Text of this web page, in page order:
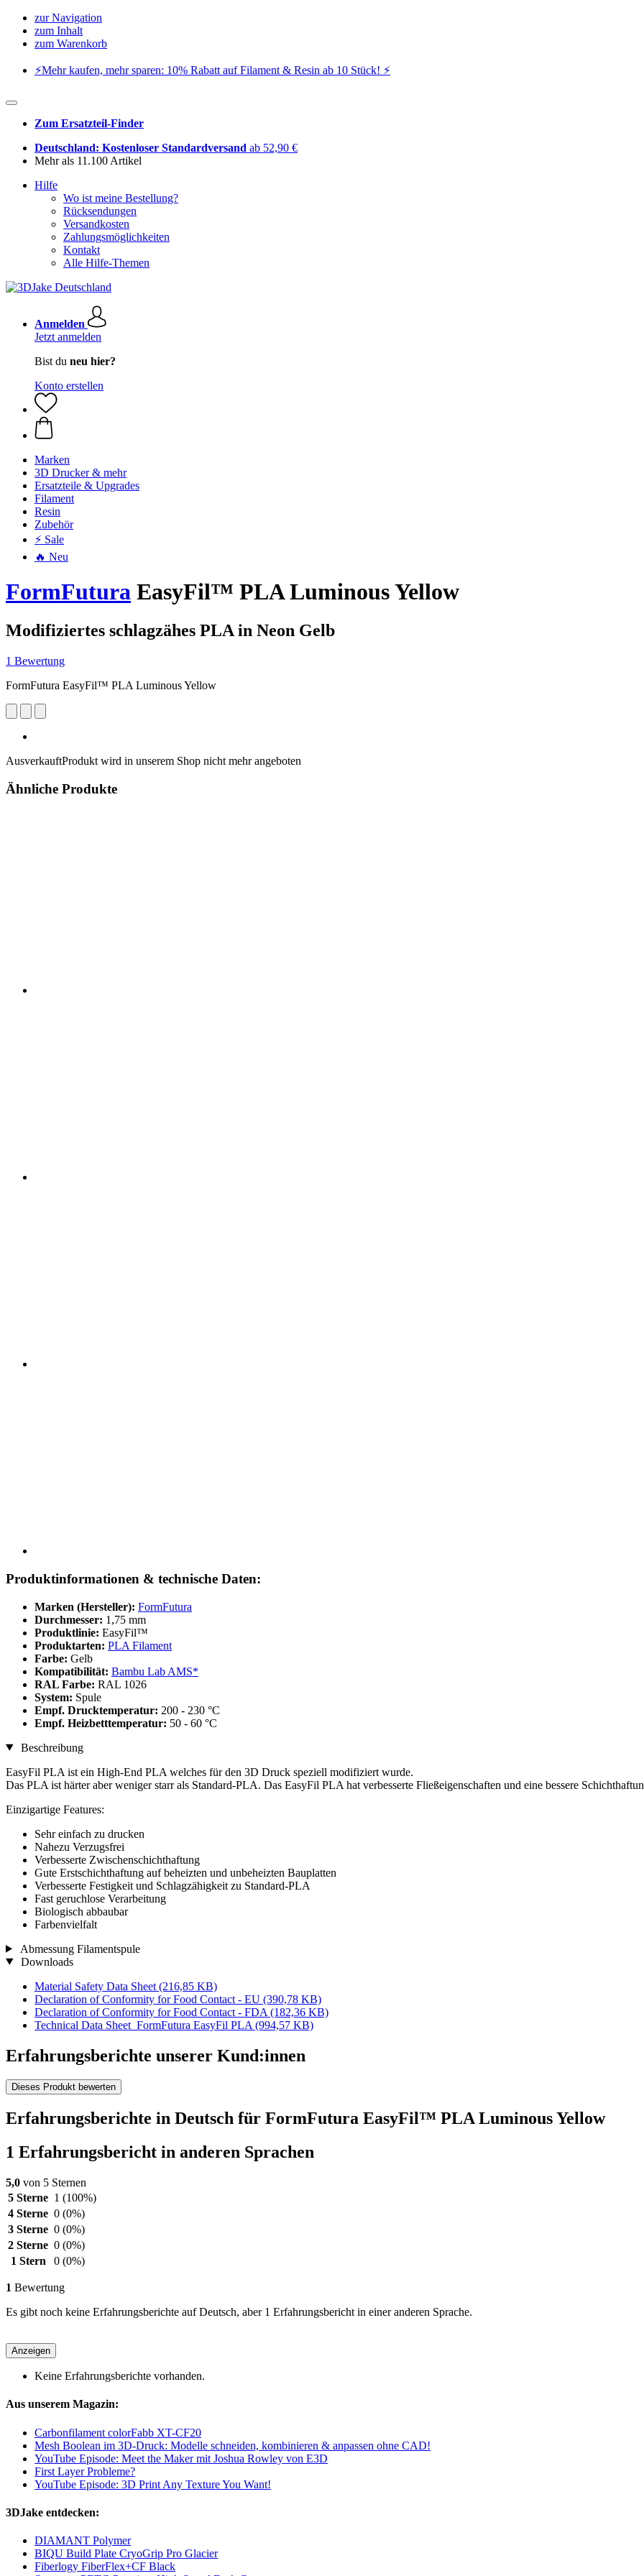
zur Navigation
zum Inhalt
zum Warenkorb
⚡️Mehr kaufen, mehr sparen: 10% Rabatt auf Filament & Resin ab 10 Stück! ⚡️
Zum Ersatzteil-Finder
Deutschland: Kostenloser Standardversand ab 52,90 €
Mehr als 11.100 Artikel
Hilfe
Wo ist meine Bestellung?
Rücksendungen
Versandkosten
Zahlungsmöglichkeiten
Kontakt
Alle Hilfe-Themen
Anmelden
Jetzt anmelden
Bist du neu hier?
Konto erstellen
Marken
3D Drucker & mehr
Ersatzteile & Upgrades
Filament
Resin
Zubehör
⚡ Sale
🔥 Neu
FormFutura EasyFil™ PLA Luminous Yellow
Modifiziertes schlagzähes PLA in Neon Gelb
1 Bewertung
FormFutura EasyFil™ PLA Luminous Yellow
AusverkauftProdukt wird in unserem Shop nicht mehr angeboten
Ähnliche Produkte
Produktinformationen & technische Daten:
Marken (Hersteller): FormFutura
Durchmesser: 1,75 mm
Produktlinie: EasyFil™
Produktarten: PLA Filament
Farbe: Gelb
Kompatibilität: Bambu Lab AMS*
RAL Farbe: RAL 1026
System: Spule
Empf. Drucktemperatur: 200 - 230 °C
Empf. Heizbetttemperatur: 50 - 60 °C
Beschreibung
EasyFil PLA ist ein High-End PLA welches für den 3D Druck speziell modifiziert wurde.
Das PLA ist härter aber weniger starr als Standard-PLA. Das EasyFil PLA hat verbesserte Fließeigenschaften und eine bessere
Einzigartige Features:
Sehr einfach zu drucken
Nahezu Verzugsfrei
Verbesserte Zwischenschichthaftung
Gute Erstschichthaftung auf beheizten und unbeheizten Bauplatten
Verbesserte Festigkeit und Schlagzähigkeit zu Standard-PLA
Fast geruchlose Verarbeitung
Biologisch abbaubar
Farbenvielfalt
Abmessung Filamentspule
Downloads
Material Safety Data Sheet (216,85 KB)
Declaration of Conformity for Food Contact - EU (390,78 KB)
Declaration of Conformity for Food Contact - FDA (182,36 KB)
Technical Data Sheet_FormFutura EasyFil PLA (994,57 KB)
Erfahrungsberichte unserer Kund:innen
Dieses Produkt bewerten
Erfahrungsberichte in Deutsch für FormFutura EasyFil™ PLA Luminous Yellow
1 Erfahrungsbericht in anderen Sprachen
5,0 von 5 Sternen
5 Sterne 1 (100%)
4 Sterne 0 (0%)
3 Sterne 0 (0%)
2 Sterne 0 (0%)
1 Stern
0 (0%)
1 Bewertung
Es gibt noch keine Erfahrungsberichte auf Deutsch, aber 1 Erfahrungsbericht in einer anderen Sprache.
Anzeigen
Keine Erfahrungsberichte vorhanden.
Aus unserem Magazin:
Carbonfilament colorFabb XT-CF20
Mesh Boolean im 3D-Druck: Modelle schneiden, kombinieren & anpassen ohne CAD!
YouTube Episode: Meet the Maker mit Joshua Rowley von E3D
First Layer Probleme?
YouTube Episode: 3D Print Any Texture You Want!
3DJake entdecken:
DIAMANT Polymer
BIQU Build Plate CryoGrip Pro Glacier
Fiberlogy FiberFlex+CF Black